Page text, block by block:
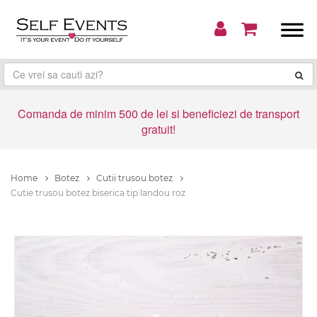
Comanda de minim 500 de lei si beneficiezi de transport
gratuit!
Home Botez
Cutii trusou botez
Cutie trusou botez biserica tip landou roz